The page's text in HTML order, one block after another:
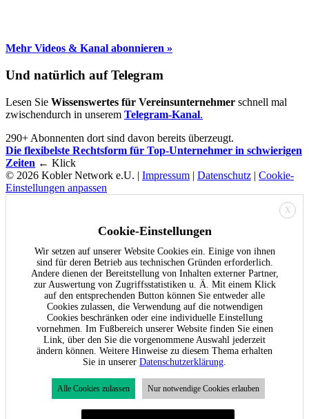
Mehr Videos & Kanal abonnieren »
Und natürlich auf Telegram
Lesen Sie Wissenswertes für Vereinsunternehmer schnell mal
zwischendurch in unserem Telegram-Kanal.
290+ Abonnenten dort sind davon bereits überzeugt.
Die flexibelste Rechtsform für Top-Unternehmer in schwierigen
Zeiten ← Klick
© 2026 Kobler Network e.U. | Impressum | Datenschutz | Cookie-
Einstellungen anpassen
X
Cookie-Einstellungen
Wir setzen auf unserer Website Cookies ein. Einige von ihnen
sind für deren Betrieb aus technischen Gründen erforderlich.
Andere dienen der Bereitstellung von Inhalten externer Partner,
zur Auswertung von Zugriffsstatistiken u. Ä. Mit einem Klick
auf den entsprechenden Button können Sie entweder alle
Cookies zulassen, die Verwendung auf die notwendigen
Cookies beschränken oder eine individuelle Einstellung
vornehmen. Im Fußbereich unserer Website finden Sie einen
Link, über den Sie die vorgenommene Auswahl jederzeit
ändern können. Weitere Hinweise zu diesem Thema erhalten
Sie in unserer Datenschutzerklärung
Alle Cookies zulassen Nur notwendige Cookies erlauben